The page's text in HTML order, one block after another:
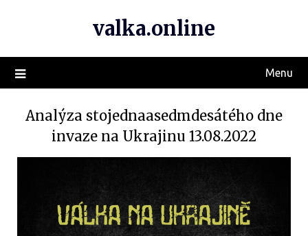
valka.online
Menu
Analýza stojednaasedmdesátého dne
invaze na Ukrajinu 13.08.2022